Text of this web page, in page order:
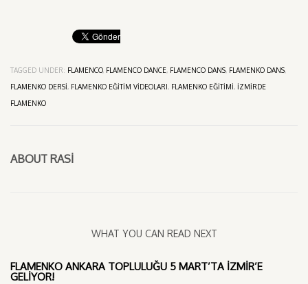
TAGGED UNDER: FLAMENCO, FLAMENCO DANCE, FLAMENCO DANS, FLAMENKO DANS,
FLAMENKO DERSI, FLAMENKO EĞITIM VIDEOLARI, FLAMENKO EĞITIMI, IZMIRDE
FLAMENKO
ABOUT RASI
WHAT YOU CAN READ NEXT
FLAMENKO ANKARA TOPLULUĞU 5 MART’TA İZMIR’E
GELIYOR!